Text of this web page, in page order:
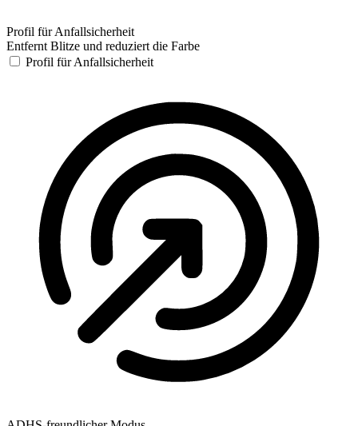
Profil für Anfallsicherheit
Entfernt Blitze und reduziert die Farbe
Profil für Anfallsicherheit